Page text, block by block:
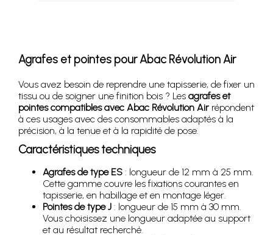
Agrafes et pointes pourAbac Révolution Air
Vous avez besoin de reprendre une tapisserie, de fixer un
tissu ou de soigner une finition bois ? Les agrafes et
pointes compatibles avec Abac Révolution Airrépondent
à ces usages avec des consommables adaptés à la
précision, à la tenue et à la rapidité de pose.
Caractéristiques techniques
Agrafes de type ES : longueur de 12 mm à 25 mm.
Cette gamme couvre les fixations courantes en
tapisserie, en habillage et en montage léger.
Pointes de type J : longueur de 15 mm à 30 mm.
Vous choisissez une longueur adaptée au support
et au résultat recherché.